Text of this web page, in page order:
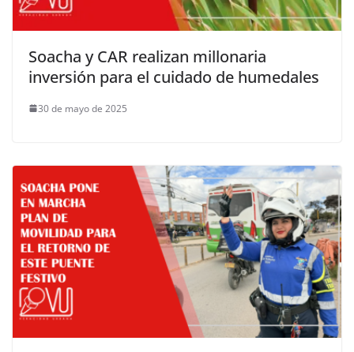
Soacha y CAR realizan millonaria
inversión para el cuidado de humedales
30 de mayo de 2025